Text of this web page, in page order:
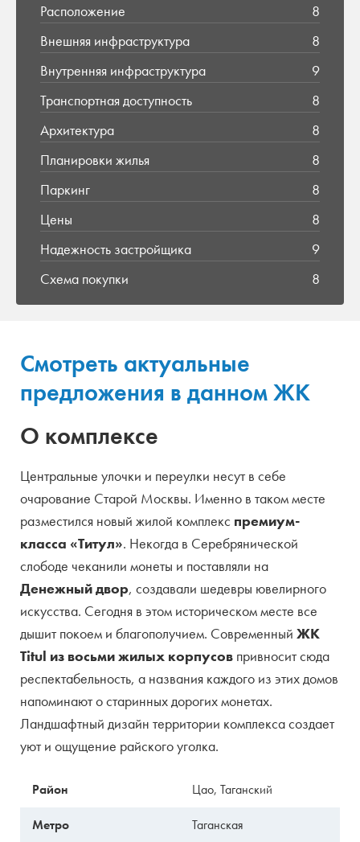
Расположение
8
Внешняя инфраструктура
8
Внутренняя инфраструктура
9
Транспортная доступность
8
Архитектура
8
Планировки жилья
8
Паркинг
8
Цены
8
Надежность застройщика
9
Схема покупки
8
Смотреть актуальные
предложения в данном ЖК
О комплексе
Центральные улочки и переулки несут в себе
очарование Старой Москвы. Именно в таком месте
разместился новый жилой комплекс премиум-
класса «Титул». Некогда в Серебрянической
слободе чеканили монеты и поставляли на
Денежный двор, создавали шедевры ювелирного
искусства. Сегодня в этом историческом месте все
дышит покоем и благополучием. Современный ЖК
Titul из восьми жилых корпусов привносит сюда
респектабельность, а названия каждого из этих домов
напоминают о старинных дорогих монетах.
Ландшафтный дизайн территории комплекса создает
уют и ощущение райского уголка.
Район Цао, Таганский
Метро Таганская